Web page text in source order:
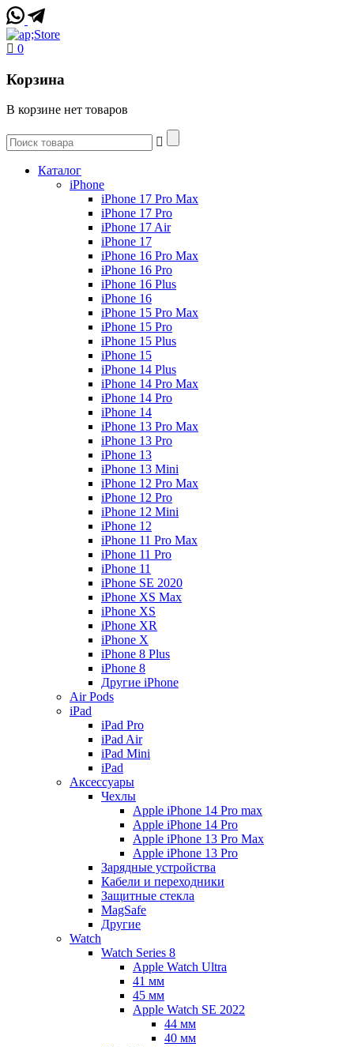
0
Корзина
В корзине нет товаров
Каталог
iPhone
iPhone 17 Pro Max
iPhone 17 Pro
iPhone 17 Air
iPhone 17
iPhone 16 Pro Max
iPhone 16 Pro
iPhone 16 Plus
iPhone 16
iPhone 15 Pro Max
iPhone 15 Pro
iPhone 15 Plus
iPhone 15
iPhone 14 Plus
iPhone 14 Pro Max
iPhone 14 Pro
iPhone 14
iPhone 13 Pro Max
iPhone 13 Pro
iPhone 13
iPhone 13 Mini
iPhone 12 Pro Max
iPhone 12 Pro
iPhone 12 Mini
iPhone 12
iPhone 11 Pro Max
iPhone 11 Pro
iPhone 11
iPhone SE 2020
iPhone XS Max
iPhone XS
iPhone XR
iPhone X
iPhone 8 Plus
iPhone 8
Другие iPhone
Air Pods
iPad
iPad Pro
iPad Air
iPad Mini
iPаd
Аксессуары
Чехлы
Apple iPhone 14 Pro max
Apple iPhone 14 Pro
Apple iPhone 13 Pro Max
Apple iPhone 13 Pro
Зарядные устройства
Кабели и переходники
Защитные стекла
MagSafe
Другие
Watch
Watch Series 8
Apple Watch Ultra
41 мм
45 мм
Apple Watch SE 2022
44 мм
40 мм